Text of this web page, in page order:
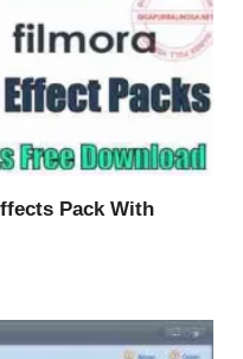
Pack With